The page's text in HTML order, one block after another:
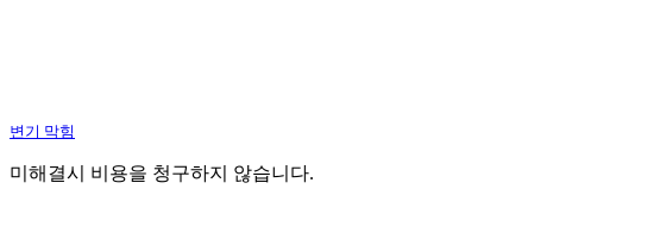
변기 막힘
미해결시 비용을 청구하지 않습니다.